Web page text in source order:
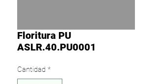
Floritura PU
ASLR.40.PU0001
Cantidad *